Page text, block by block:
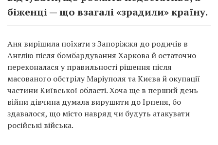
біженці — що взагалі «зрадили» країну.
Аня вирішила поїхати з Запоріжжя до родичів в
Англію після бомбардування Харкова й остаточно
переконалася у правильності рішення після
масованого обстрілу Маріуполя та Києва й окупації
частини Київської області. Хоча ще в перший день
війни дівчина думала вирушити до Ірпеня, бо
здавалося, що місто навряд чи будуть атакувати
російські війська.